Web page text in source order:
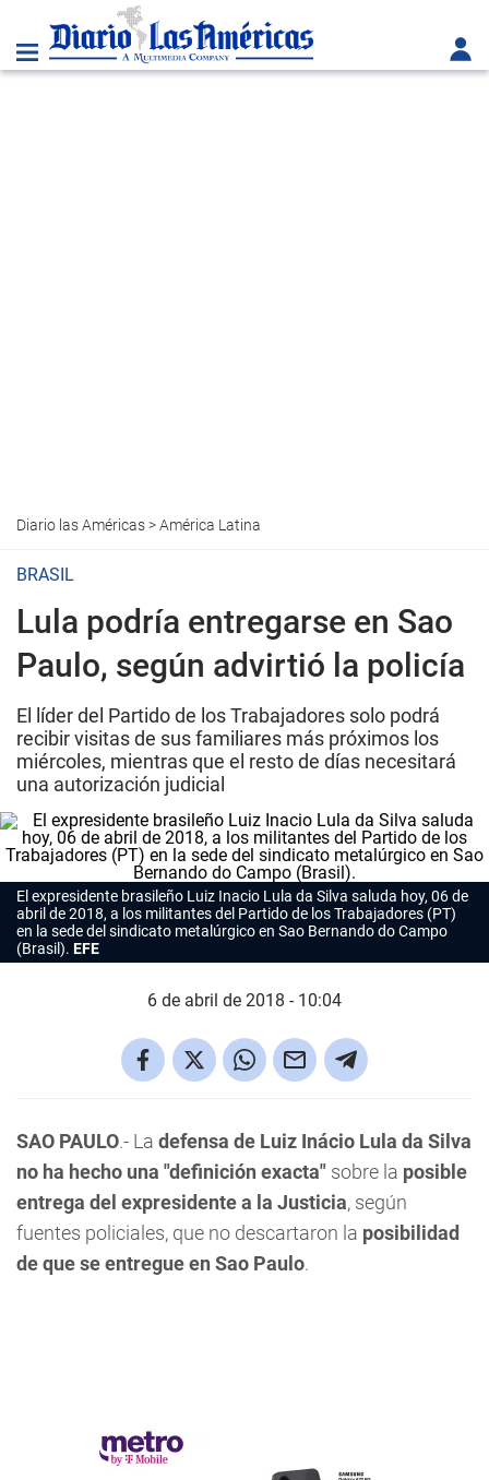
Diario las Américas>América Latina
BRASIL
Lula podría entregarse en Sao
Paulo, según advirtió la policía
El líder del Partido de los Trabajadores solo podrá
recibir visitas de sus familiares más próximos los
miércoles, mientras que el resto de días necesitará
una autorización judicial
El expresidente brasileño Luiz Inacio Lula da Silva saluda hoy, 06 de
abril de 2018, a los militantes del Partido de los Trabajadores (PT)
en la sede del sindicato metalúrgico en Sao Bernando do Campo
(Brasil). EFE
6 de abril de 2018 - 10:04
SAO PAULO.- La defensa de Luiz Inácio Lula da Silva
no ha hecho una "definición exacta" sobre la posible
entrega del expresidente a la Justicia, según
fuentes policiales, que no descartaron la posibilidad
de que se entregue en Sao Paulo.